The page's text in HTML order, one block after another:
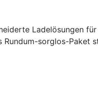
Ladelösungen
sorglos-Paket